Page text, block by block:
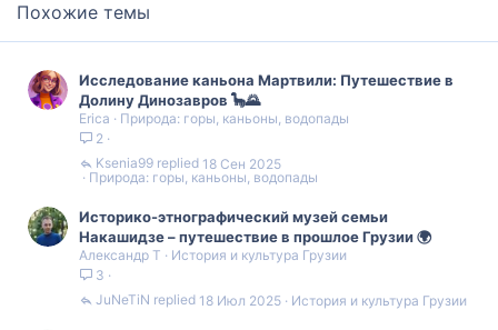
Похожие темы
Исследование каньона Мартвили: Путешествие в
Долину Динозавров 🦕🌄
Erica
Природа: горы, каньоны, водопады
2
Природа: горы, каньоны, водопады
18 Сен 2025
Ksenia99
Историко-этнографический музей семьи
Накашидзе – путешествие в прошлое Грузии 🌍
Александр Т
История и культура Грузии
3
История и культура Грузии
18 Июл 2025
JuNeTiN